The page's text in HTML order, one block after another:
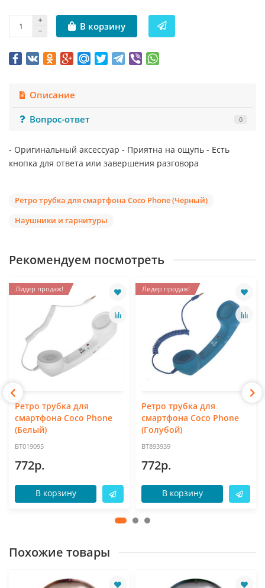
В корзину
Описание
Вопрос-ответ
0
- Оригинальный аксессуар - Приятна на ощупь - Есть
кнопка для ответа или завершения разговора
Ретро трубка для смартфона Coco Phone (Черный)
Наушники и гарнитуры
Рекомендуем посмотреть
Лидер продаж!
Ретро трубка для
смартфона Coco Phone
(Белый)
BT019095
772р.
В корзину
Лидер продаж!
Ретро трубка для
смартфона Coco Phone
(Голубой)
BT893939
772р.
В корзину
Похожие товары